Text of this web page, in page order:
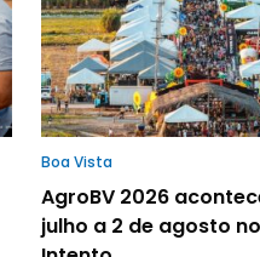
Boa Vista
AgroBV 2026
julho a 2 de agosto